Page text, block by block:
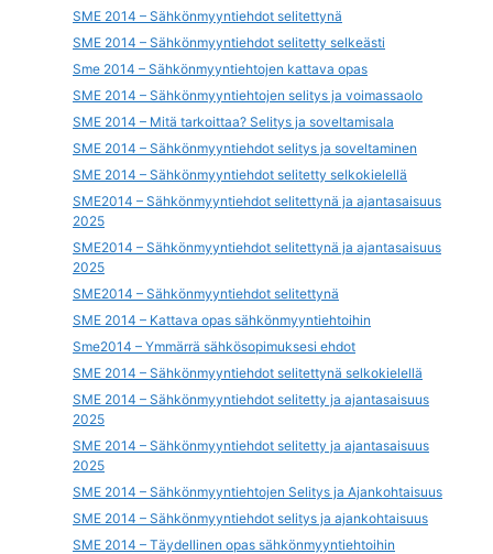
SME 2014 – Sähkönmyyntiehdot selitettynä
SME 2014 – Sähkönmyyntiehdot selitetty selkeästi
Sme 2014 – Sähkönmyyntiehtojen kattava opas
SME 2014 – Sähkönmyyntiehtojen selitys ja voimassaolo
SME 2014 – Mitä tarkoittaa? Selitys ja soveltamisala
SME 2014 – Sähkönmyyntiehdot selitys ja soveltaminen
SME 2014 – Sähkönmyyntiehdot selitetty selkokielellä
SME2014 – Sähkönmyyntiehdot selitettynä ja ajantasaisuus
2025
SME2014 – Sähkönmyyntiehdot selitettynä ja ajantasaisuus
2025
SME2014 – Sähkönmyyntiehdot selitettynä
SME 2014 – Kattava opas sähkönmyyntiehtoihin
Sme2014 – Ymmärrä sähkösopimuksesi ehdot
SME 2014 – Sähkönmyyntiehdot selitettynä selkokielellä
SME 2014 – Sähkönmyyntiehdot selitetty ja ajantasaisuus
2025
SME 2014 – Sähkönmyyntiehdot selitetty ja ajantasaisuus
2025
SME 2014 – Sähkönmyyntiehtojen Selitys ja Ajankohtaisuus
SME 2014 – Sähkönmyyntiehdot selitys ja ajankohtaisuus
SME 2014 – Täydellinen opas sähkönmyyntiehtoihin